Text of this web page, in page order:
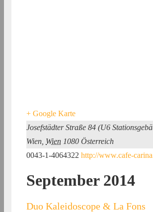
+ Google Karte
Josefstädter Straße 84 (U6
Wien Wien 1080 Österreich
0043-1-4064322 http://www.cafe-
September 2014
Duo Kaleidoscope & La Fons